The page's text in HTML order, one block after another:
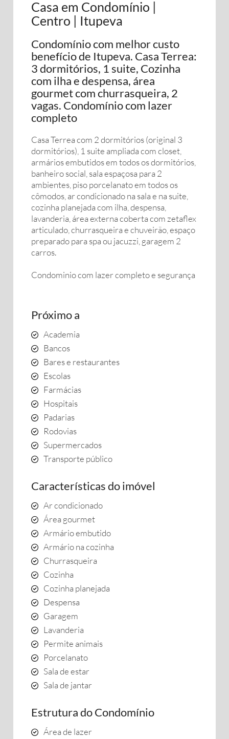
Casa em Condomínio |
Centro | Itupeva
Condomínio com melhor custo
benefício de Itupeva. Casa Terrea:
3 dormitórios, 1 suite, Cozinha
com ilha e despensa, área
gourmet com churrasqueira, 2
vagas. Condomínio com lazer
completo
Casa Terrea com 2 dormitórios (original 3
dormitórios), 1 suite ampliada com closet,
armários embutidos em todos os dormitórios,
banheiro social, sala espaçosa para 2
ambientes, piso porcelanato em todos os
cômodos, ar condicionado na sala e na suite,
cozinha planejada com ilha, despensa,
lavanderia, área externa coberta com zetaflex
articulado, churrasqueira e chuveirão, espaço
preparado para spa ou jacuzzi, garagem 2
carros.
Condominio com lazer completo e segurança
Próximo a
Academia
Bancos
Bares e restaurantes
Escolas
Farmácias
Hospitais
Padarias
Rodovias
Supermercados
Transporte público
Características do imóvel
Ar condicionado
Área gourmet
Armário embutido
Armário na cozinha
Churrasqueira
Cozinha
Cozinha planejada
Despensa
Garagem
Lavanderia
Permite animais
Porcelanato
Sala de estar
Sala de jantar
Estrutura do Condomínio
Área de lazer